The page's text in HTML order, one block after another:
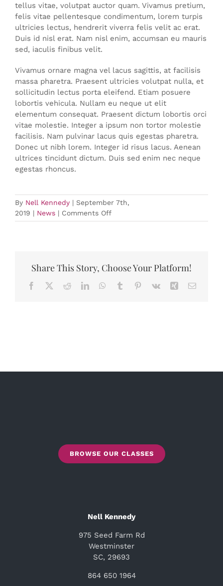
tellus vitae, volutpat auctor quam. Vivamus pretium,
felis vitae pellentesque condimentum, lorem turpis
ultricies lectus, hendrerit viverra felis velit ac erat.
Duis id nisl erat. Nam nisl enim, accumsan eu mauris
sed, iaculis finibus velit.
Vivamus ornare magna vel lacus sagittis, at facilisis
massa pharetra. Praesent ultricies volutpat nulla, et
sollicitudin lectus porta eleifend. Etiam posuere
lobortis vehicula. Nullam eu neque ut elit
elementum consequat. Praesent dictum lobortis orci
vitae molestie. Integer a ipsum non tortor molestie
facilisis. Nam pulvinar lacus quis egestas pharetra.
Donec ut nibh lorem. Integer id risus lacus. Aenean
ultrices tincidunt dictum. Duis sed enim nec neque
egestas rhoncus.
By Nell Kennedy | September 7th,
2019 | News | Comments Offon
Starting
Share This Story, Choose Your Platform!
Facebook RedditLinkedInWhatsApp
Tumblr Pinterest
Vk Xing Email
BROWSE OUR CLASSES
Nell Kennedy
975 Seed Farm Rd
Westminster
SC, 29693
864 650 1964